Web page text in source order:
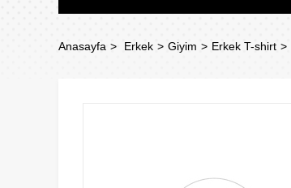
Anasayfa Erkek Giyim Erkek T-shirt